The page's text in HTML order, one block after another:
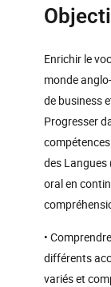
Enrichir le
monde
de business
Progresser
des Langues
oral en
•
différents
variés et